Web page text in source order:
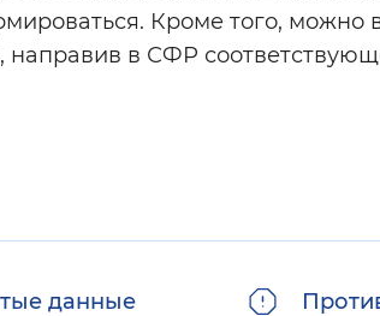
Кроме того,
направив в СФР
данные